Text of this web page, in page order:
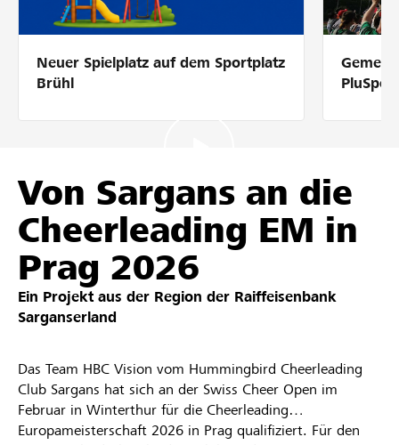
Hilfe & Support
Partner / Raiffeisenbank
Anmelden
Registrieren
DE FR IT
Neuer Spielplatz auf dem Sportplatz
Brühl
Von Sargans an die
Cheerleading EM in
Prag 2026
Ein Projekt aus der Region der Raiffeisenbank
Sarganserland
Das Team HBC Vision vom Hummingbird Cheerleading
Club Sargans hat sich an der Swiss Cheer Open im
Februar in Winterthur für die Cheerleading
Europameisterschaft 2026 in Prag qualifiziert. Für den